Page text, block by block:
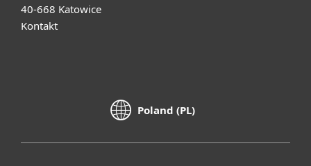
40-668 Katowice
Kontakt
Poland (PL)